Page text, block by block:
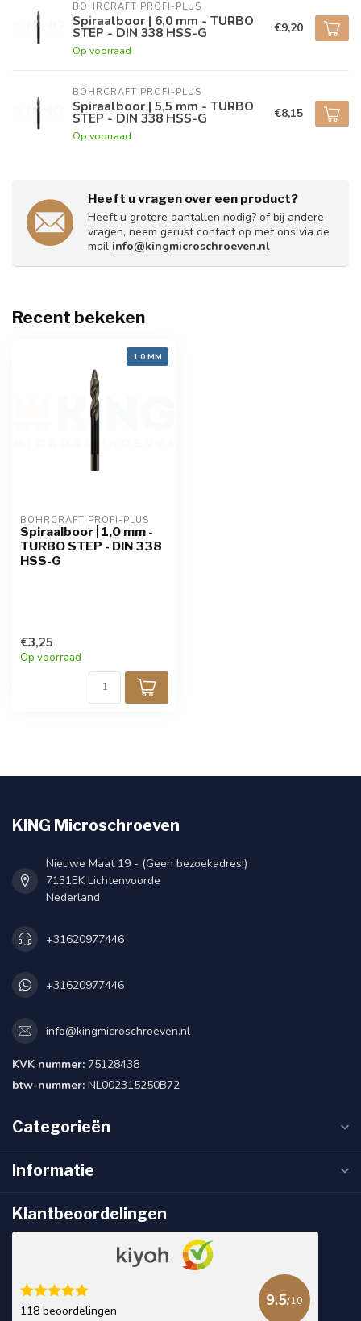
BOHRCRAFT PROFI-PLUS
Spiraalboor | 6,0 mm - TURBO
STEP - DIN 338 HSS-G
Op voorraad
€9,20
BOHRCRAFT PROFI-PLUS
Spiraalboor | 5,5 mm - TURBO
STEP - DIN 338 HSS-G
Op voorraad
€8,15
Heeft u vragen over een product?
Heeft u grotere aantallen nodig? of bij andere
vragen, neem gerust contact op met ons via de
mail info@kingmicroschroeven.nl
Recent bekeken
1,0 MM
BOHRCRAFT PROFI-PLUS
Spiraalboor | 1,0 mm -
TURBO STEP - DIN 338
HSS-G
€3,25
Op voorraad
KING Microschroeven
Nieuwe Maat 19 - (Geen bezoekadres!)
7131EK Lichtenvoorde
Nederland
+31620977446
+31620977446
info@kingmicroschroeven.nl
KVK nummer: 75128438
btw-nummer: NL002315250B72
Categorieën
Informatie
Klantbeoordelingen
118 beoordelingen
9.5/10